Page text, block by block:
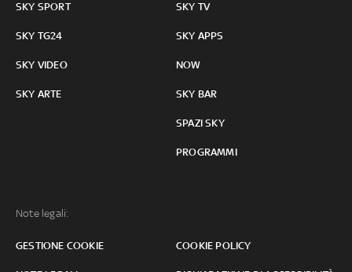
SKY SPORT
SKY TG24
SKY VIDEO
SKY ARTE
SKY TV
SKY APPS
NOW
SKY BAR
SPAZI SKY
PROGRAMMI
Note legali:
GESTIONE COOKIE COOKIE POLICY